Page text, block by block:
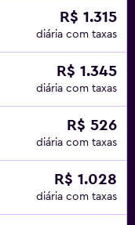
R$ 1.315
diária com taxas
R$ 1.345
diária com taxas
R$ 526
diária com taxas
R$ 1.028
diária com taxas